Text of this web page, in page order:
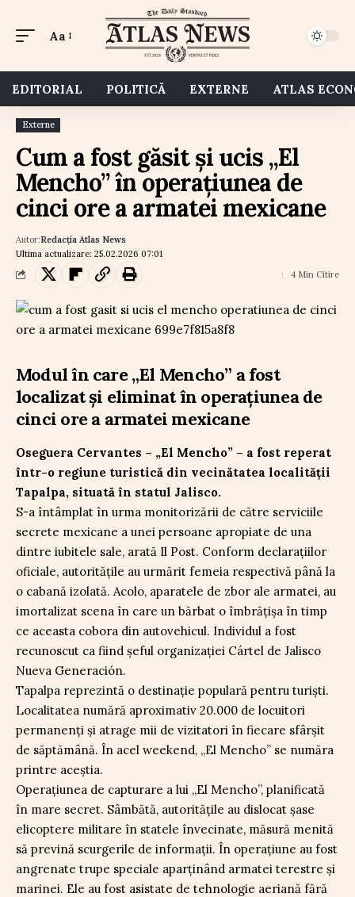
Aa
EDITORIAL POLITICĂ EXTERNE ATLAS
Externe
Cum a fost găsit și ucis „El
Mencho” în operațiunea de
cinci ore a armatei mexicane
Ultima actualizare: 25.02.2026 07:01
Autor:Redacția Atlas News
4 Min Citire
Modul în care „El Mencho” a fost
localizat și eliminat în operațiunea de
cinci ore a armatei mexicane
Oseguera Cervantes – „El Mencho” – a fost reperat
într-o regiune turistică din vecinătatea localității
Tapalpa, situată în statul Jalisco.
S-a întâmplat în urma monitorizării de către serviciile
secrete mexicane a unei persoane apropiate de una
dintre iubitele sale, arată Il Post. Conform declarațiilor
oficiale, autoritățile au urmărit femeia respectivă până la
o cabană izolată. Acolo, aparatele de zbor ale armatei, au
imortalizat scena în care un bărbat o îmbrățișa în timp
ce aceasta cobora din autovehicul. Individul a fost
recunoscut ca fiind șeful organizației Cártel de Jalisco
Nueva Generación.
Tapalpa reprezintă o destinație populară pentru turiști.
Localitatea numără aproximativ 20.000 de locuitori
permanenți și atrage mii de vizitatori în fiecare sfârșit
de săptămână. În acel weekend, „El Mencho” se număra
printre aceștia.
Operațiunea de capturare a lui „El Mencho”, planificată
în mare secret. Sâmbătă, autoritățile au dislocat șase
elicoptere militare în statele învecinate, măsură menită
să prevină scurgerile de informații. În operațiune au fost
angrenate trupe speciale aparținând armatei terestre și
marinei. Ele au fost asistate de tehnologie aeriană fără